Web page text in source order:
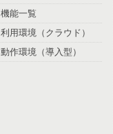
機能一覧
利用環境（クラウド）
動作環境（導入型）